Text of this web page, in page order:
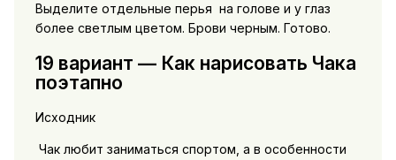
Выделите отдельные перья на голове и у глаз
более светлым цветом. Брови черным. Готово.
19 вариант — Как нарисовать Чака
поэтапно
Исходник
Чак любит заниматься спортом, а в особенности